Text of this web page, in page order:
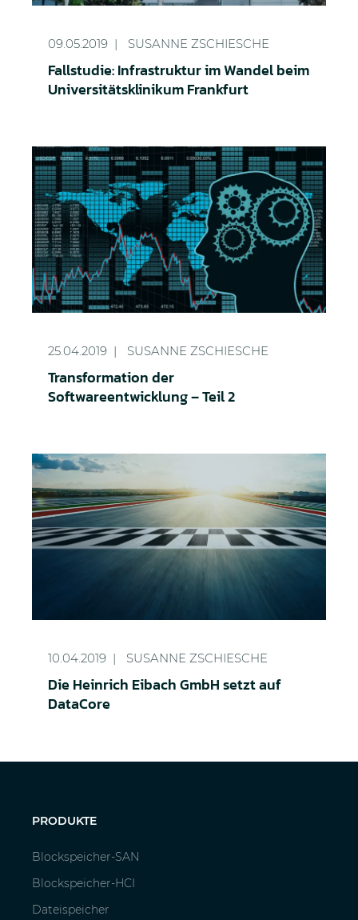
09.05.2019
SUSANNE ZSCHIESCHE
Fallstudie: Infrastruktur im Wandel beim
Universitätsklinikum Frankfurt
25.04.2019
SUSANNE ZSCHIESCHE
Transformation der
Softwareentwicklung – Teil 2
10.04.2019
SUSANNE ZSCHIESCHE
Die Heinrich Eibach GmbH setzt auf
DataCore
PRODUKTE
Blockspeicher-SAN
Blockspeicher-HCI
Dateispeicher